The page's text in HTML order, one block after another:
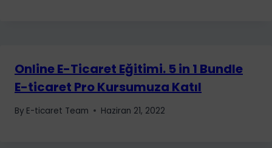
Online E-Ticaret Eğitimi. 5 in 1 Bundle
E-ticaret Pro Kursumuza Katıl
By E-ticaret Team Haziran 21, 2022